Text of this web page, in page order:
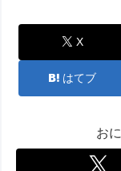
X
はてブ
お